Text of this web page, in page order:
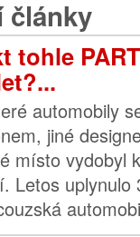
články
tohle
automobily
jiné
místo vydobyl
Letos